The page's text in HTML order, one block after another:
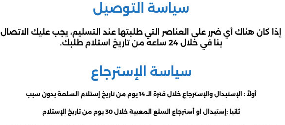
سياسة التوصيل
إذا كان هناك أي ضرر على العناصر التي طلبتها عند التسليم، يجب عليك الاتصال
بنا في خلال 24 ساعه من تاريخ استلام طلبك.
سياسة الإسترجاع
أولاً : الإستبدال والإسترجاع خلال فترة الـ 14 يوم من تاريخ إستلام السلعة بدون سبب
ثانيا :إستبدال او أسترجاع السلع المعيبة خلال 30 يوم من تاريخ الإستلام